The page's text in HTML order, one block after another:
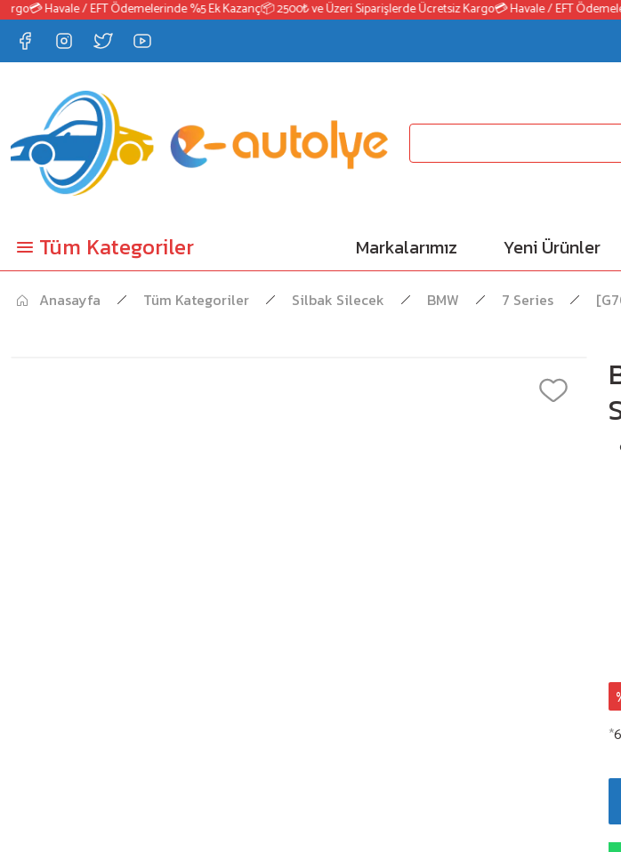
💳 Havale / EFT Ödemelerinde %5 Ek Kazanç📦 2500₺ ve Üzeri Siparişlerde Ücretsiz Kargo💳 Havale / EFT
Tüm Kategoriler Markalarımız Yeni Ürünler
Anasayfa Tüm Kategoriler Silbak Silecek BMW 7 Series
*